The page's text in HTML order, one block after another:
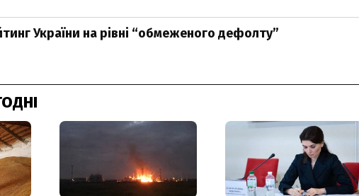
України на рівні “обмеженого дефолту”